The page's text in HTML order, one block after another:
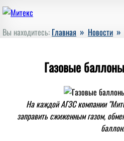
Вы находитесь: Главная » Новости »
Газовые
На каждой АГЗС компании
заправить сжиженным газом,
баллон.